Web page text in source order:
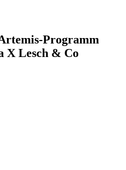
Programm
X Lesch & Co